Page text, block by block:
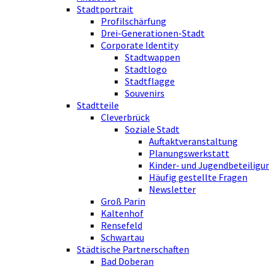
Stadtportrait
Profilschärfung
Drei-Generationen-Stadt
Corporate Identity
Stadtwappen
Stadtlogo
Stadtflagge
Souvenirs
Stadtteile
Cleverbrück
Soziale Stadt
Auftaktveranstaltung
Planungswerkstatt
Kinder- und
Häufig gestellte Fragen
Newsletter
Groß Parin
Kaltenhof
Rensefeld
Schwartau
Städtische Partnerschaften
Bad Doberan